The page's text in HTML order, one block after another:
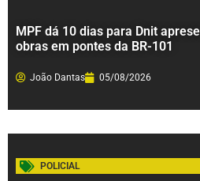
MPF dá 10 dias para Dnit
obras em pontes da BR-101
João Dantas 05/08/2026
POLICIAL